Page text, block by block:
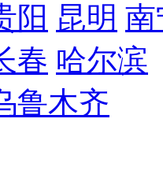
阳 昆明 南
春 哈尔滨
鲁木齐